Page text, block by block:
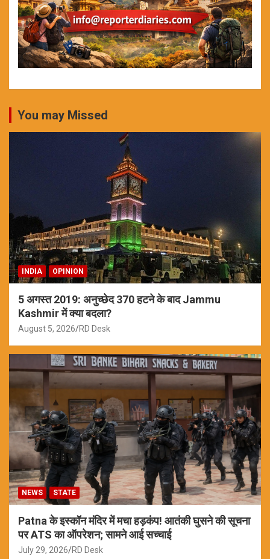
You may Missed
INDIA OPINION
5 अगस्त 2019: अनुच्छेद 370 हटने के बाद Jammu
Kashmir में क्या बदला?
August 5, 2026 RD Desk
NEWS STATE
Patna के इस्कॉन मंदिर में मचा हड़कंप! आतंकी घुसने की सूचना
पर ATS का ऑपरेशन; सामने आई सच्चाई
July 29, 2026 RD Desk